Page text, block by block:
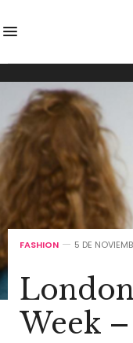
FASHION 5 DE
Week